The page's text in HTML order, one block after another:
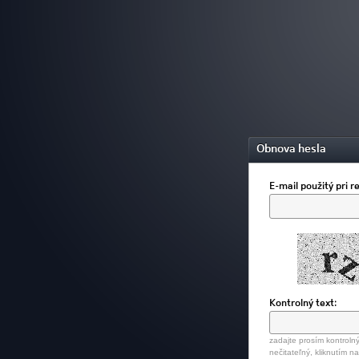
Obnova hesla
E-mail použitý pri
Kontrolný text:
zadajte prosím
nečitateľný, kliknutím